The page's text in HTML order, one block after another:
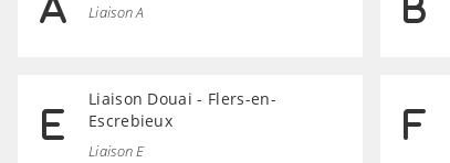
Liaison A
Liaison Douai - Flers-en-
Escrebieux
Liaison E